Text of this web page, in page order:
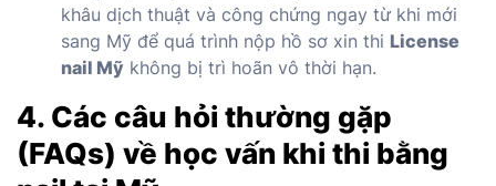
khâu dịch thuật và công chứng ngay từ khi mới
sang Mỹ để quá trình nộp hồ sơ xin thi License
nail Mỹ không bị trì hoãn vô thời hạn.
4. Các câu hỏi thường gặp
(FAQs) về học vấn khi thi bằng